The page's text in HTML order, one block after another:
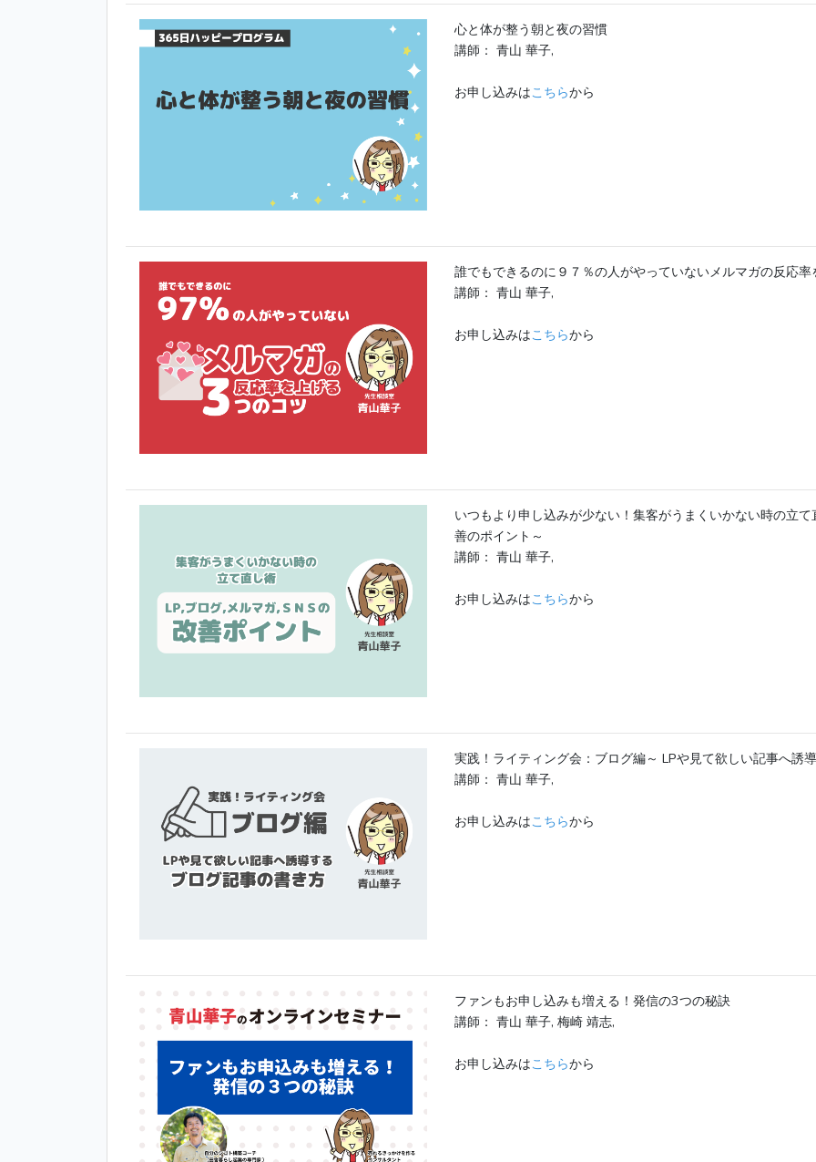
心と体が整う朝と夜の習慣
講師： 青山 華子,
お申し込みはこちらから
誰でもできるのに９７％の人がやっていないメルマガの反応
講師： 青山 華子,
お申し込みはこちらから
いつもより申し込みが少ない！集客がうまくいかない時の立
善のポイント～
講師： 青山 華子,
お申し込みはこちらから
実践！ライティング会：ブログ編～ LPや見て欲しい記事へ誘
講師： 青山 華子,
お申し込みはこちらから
ファンもお申し込みも増える！発信の3つの秘訣
講師： 青山 華子, 梅崎 靖志,
お申し込みはこちらから